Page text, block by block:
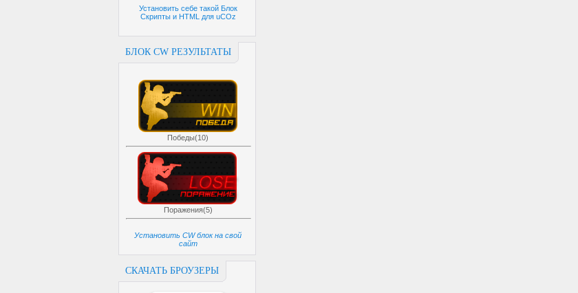
Установить себе такой Блок
Скрипты и HTML для uCOz
БЛОК CW РЕЗУЛЬТАТЫ
Победы(10)
Поражения(5)
Установить CW блок на свой
сайт
СКАЧАТЬ БРОУЗЕРЫ